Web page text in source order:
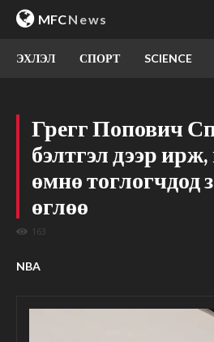
MFCNews
ЭХЛЭЛ СПОРТ SCIENCE
Грегг Попович
бэлтгэл дээр
өмнө тоглогчдод
өглөө
163
NBA